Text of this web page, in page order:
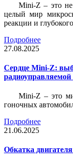
Mini-Z – это
целый мир
реакции и
Подробнее
27.08.2025
Сердце Mini-Z:
Mini-Z – это
гоночных
Подробнее
21.06.2025
Обкатка